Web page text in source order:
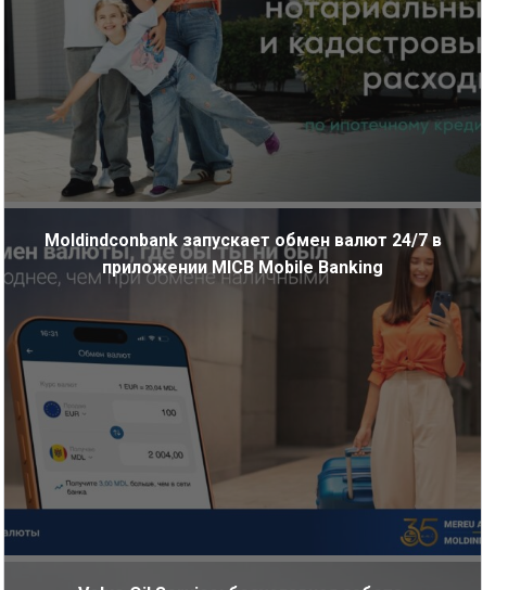
Moldindconbank запускает обмен валют 24/7 в
приложении MICB Mobile Banking